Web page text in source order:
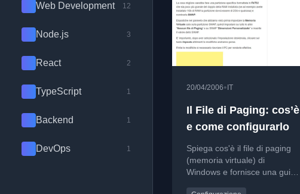
Web Development 12
Node.js 3
React 2
TypeScript 1
Backend 1
DevOps 1
20/04/2006• IT
Il File di Paging: cos’è
e come configurarlo
Spiega cos'è il file di paging
(memoria virtuale) di
Windows e fornisce una guida